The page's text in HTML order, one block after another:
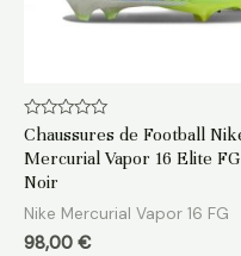
Note
0
sur
5
Chaussures de Football
Mercurial Vapor 16 Elite
Noir
Nike Mercurial Vapor 16 FG
98,00 €